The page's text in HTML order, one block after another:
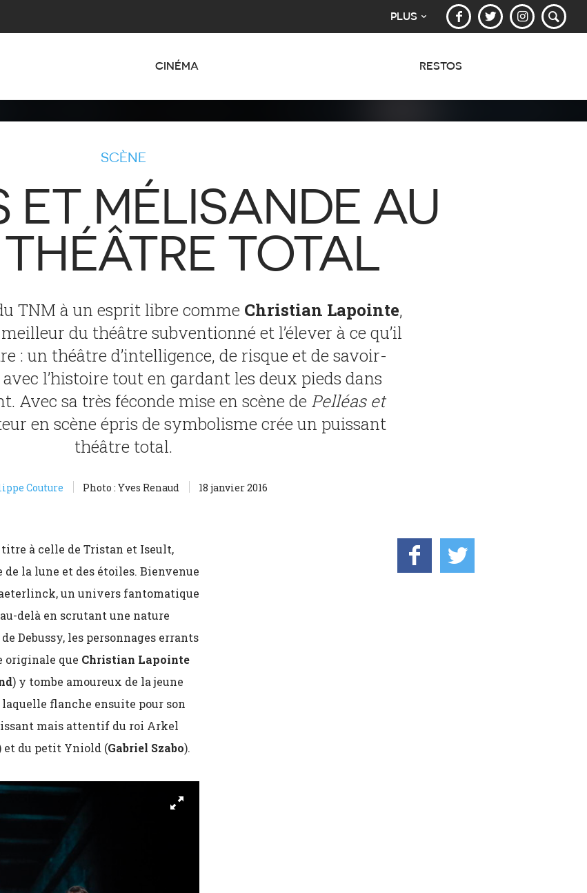
PLUS
CINÉMA RESTOS
SCÈNE
ET MÉLISANDE AU
TOTAL
TNM à un esprit libre comme Christian Lapointe,
du théâtre subventionné et l’élever à ce qu’il
: un théâtre d’intelligence, de risque et de savoir-
l’histoire tout en gardant les deux pieds dans
Avec sa très féconde mise en scène de Pelléas et
en scène épris de symbolisme crée un puissant
théâtre total.
Couture Photo : Yves Renaud 18 janvier 2016
titre à celle de Tristan et Iseult,
la lune et des étoiles. Bienvenue
un univers fantomatique
delà en scrutant une nature
Debussy, les personnages errants
originale que Christian Lapointe
) y tombe amoureux de la jeune
laquelle flanche ensuite pour son
mais attentif du roi Arkel
et du petit Yniold (Gabriel Szabo).